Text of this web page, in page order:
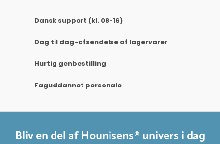
Dansk support (kl. 08-16)
Dag til dag-afsendelse af lagervarer
Hurtig genbestilling
Faguddannet personale
Bliv en del af Hounisens® univers i dag